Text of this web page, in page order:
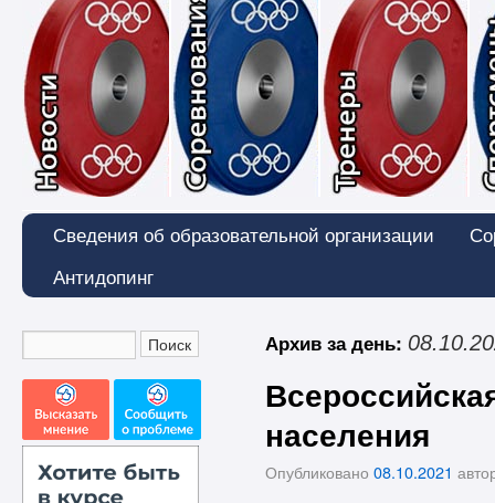
Сведения об образовательной организации
Антидопинг
Архив за день:
населения
Опубликовано 08.10.2021